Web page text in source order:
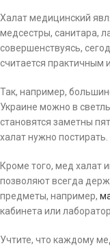
Халат медицинский
медсестры, санитара,
совершенствуясь,
считается практичным
Так, например,
Украине можно в
становятся заметны
халат нужно постирать.
Кроме того, мед халат
позволяют всегда
предметы, например,
кабинета или
Учтите, что каждому